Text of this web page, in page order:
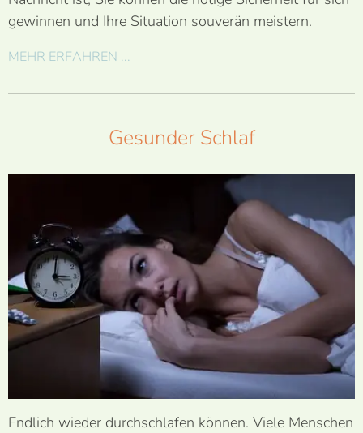
gewinnen und Ihre Situation souverän meistern.
MEHR ERFAHREN ...
Gesunder Schlaf
Endlich wieder durchschlafen können. Viele Menschen